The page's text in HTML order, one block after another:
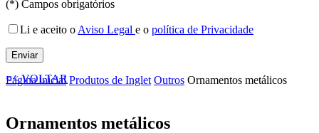
(*) Campos obrigatórios
Li e aceito o Aviso Legal e o política de Privacidade
Página inicial Produtos de Inglet Outros Ornamentos metálicos
<< VOLTAR
Ornamentos metálicos